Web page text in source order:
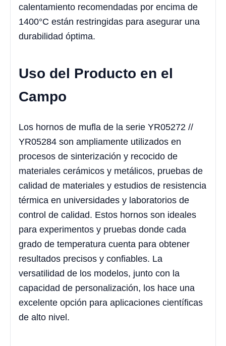
calentamiento recomendadas por encima de
1400°C están restringidas para asegurar una
durabilidad óptima.
Uso del Producto en el
Campo
Los hornos de mufla de la serie YR05272 //
YR05284 son ampliamente utilizados en
procesos de sinterización y recocido de
materiales cerámicos y metálicos, pruebas de
calidad de materiales y estudios de resistencia
térmica en universidades y laboratorios de
control de calidad. Estos hornos son ideales
para experimentos y pruebas donde cada
grado de temperatura cuenta para obtener
resultados precisos y confiables. La
versatilidad de los modelos, junto con la
capacidad de personalización, los hace una
excelente opción para aplicaciones científicas
de alto nivel.